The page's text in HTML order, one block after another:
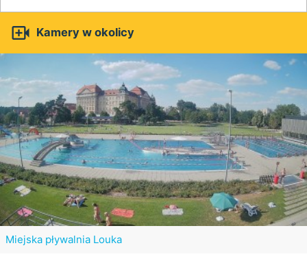
 Kamery w okolicy
Miejska pływalnia Louka